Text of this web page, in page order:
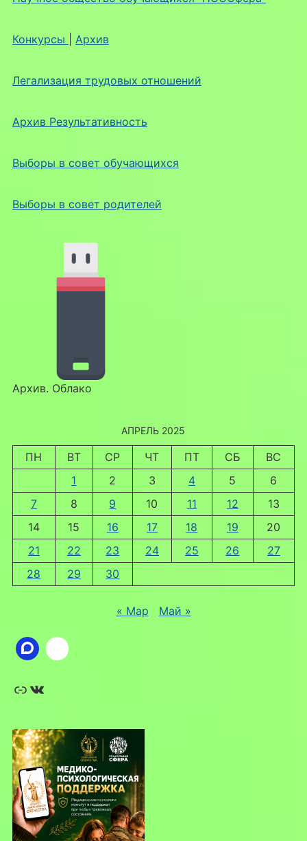
Конкурсы Архив
Легализация трудовых отношений
Архив Результативность
Выборы в совет обучающихся
Выборы в совет родителей
Архив. Облако
АПРЕЛЬ 2025
ПН ВТ СР ЧТ ПТ СБ
ВС
1
2 3 4 5
6
7
8 9 10 11 12
13
14
15 16 17 18 19
20
21
22 23 24 25 26
27
28
29 30
« Мар Май »